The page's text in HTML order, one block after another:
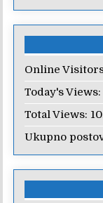
Online
Today's Views:
Total Views:
Ukupno